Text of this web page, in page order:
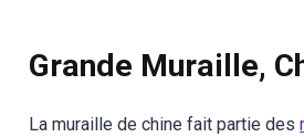
Grande Muraille,
La muraille de chine fait partie des